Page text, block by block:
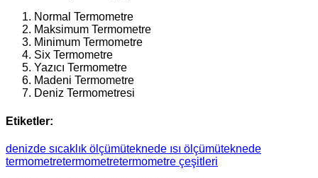
Normal Termometre
Maksimum Termometre
Minimum Termometre
Six Termometre
Yazıcı Termometre
Madeni Termometre
Deniz Termometresi
Etiketler:
denizde sıcaklık ölçümüteknede ısı ölçümüteknede
termometretermometretermometre çeşitleri